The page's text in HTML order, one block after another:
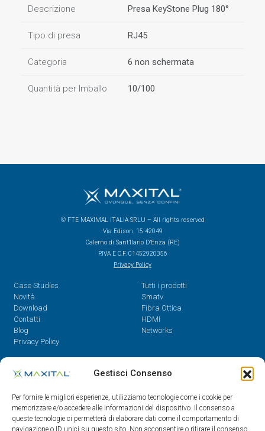
Gestisci Consenso
Per fornire le migliori esperienze, utilizziamo tecnologie come i cookie per
memorizzare e/o accedere alle informazioni del dispositivo. Il consenso a
queste tecnologie ci permetterà di elaborare dati come il comportamento di
navigazione o ID unici su questo sito. Non acconsentire o ritirare il consenso
Descrizione Presa KeyStone Plug 180°
Tipo di presa RJ45
Categoria 6 non schermata
Quantità per Imballo 10/100
© FTE MAXIMAL ITALIA SRLU – All rights reserved
Via Edison, 15 42049
Calerno di Sant’Ilario D’Enza (RE)
P.IVA E C.F. 01452920356
Privacy Policy
Case Studies
Novità
Download
Contatti
Blog
Privacy Policy
Tutti i prodotti
Smatv
Fibra Ottica
HDMI
Networks
Contatti
08.30 - 12.30 / 14 - 18
0522/909701